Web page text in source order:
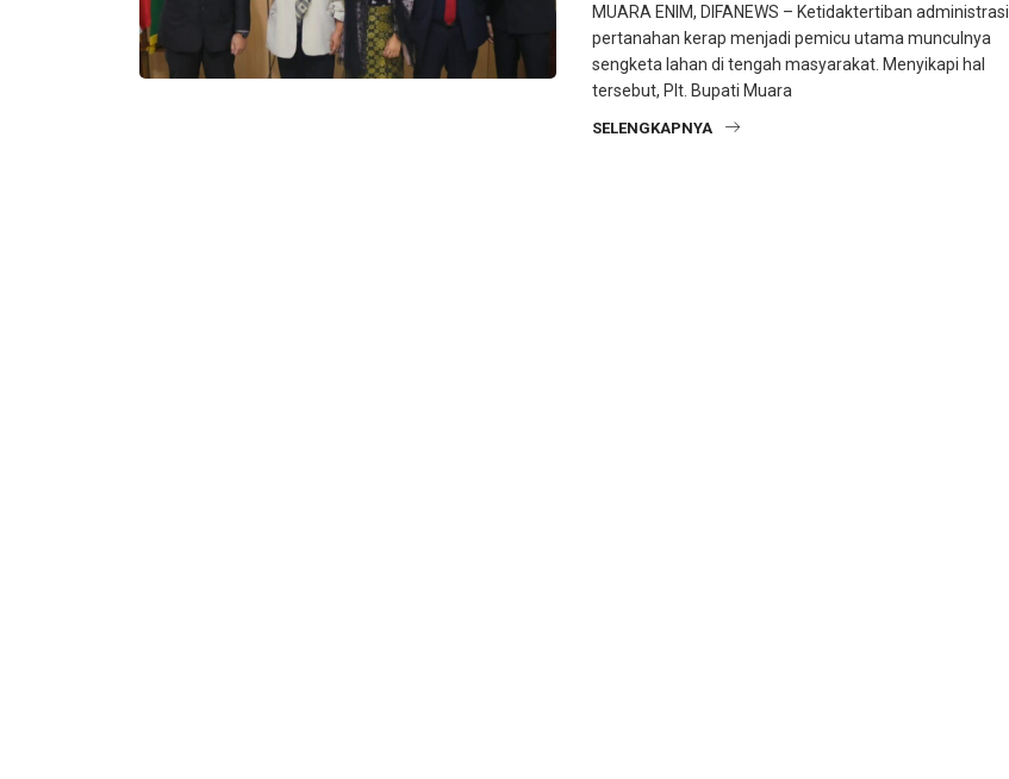
MUARA ENIM, DIFANEWS – Ketidaktertiban administrasi
pertanahan kerap menjadi pemicu utama munculnya
sengketa lahan di tengah masyarakat. Menyikapi hal
tersebut, Plt. Bupati Muara
SELENGKAPNYA